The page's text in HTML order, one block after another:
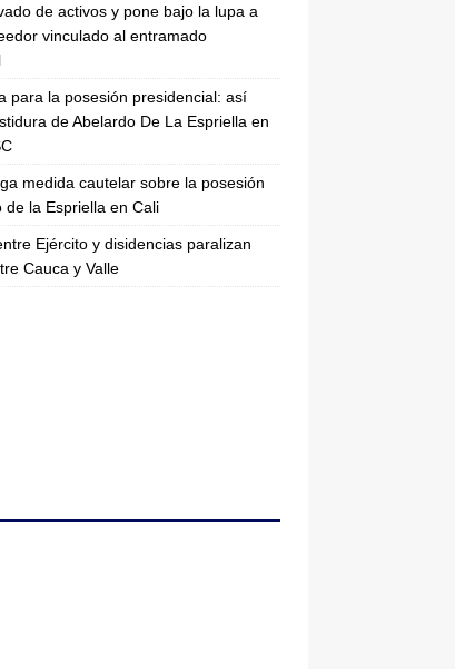
de activos y pone bajo la lupa a
vinculado al entramado
para la posesión presidencial: así
de Abelardo De La Espriella en
medida cautelar sobre la posesión
de la Espriella en Cali
Ejército y disidencias paralizan
Cauca y Valle